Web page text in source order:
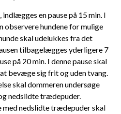
en pause på 15 min. I
observere hundene for mulige
skal udelukkes fra det
tilbagelægges yderligere 7
på 20 min. I denne pause skal
bevæge sig frit og uden tvang.
skal dommeren undersøge
nedslidte trædepuder.
med nedslidte trædepuder skal